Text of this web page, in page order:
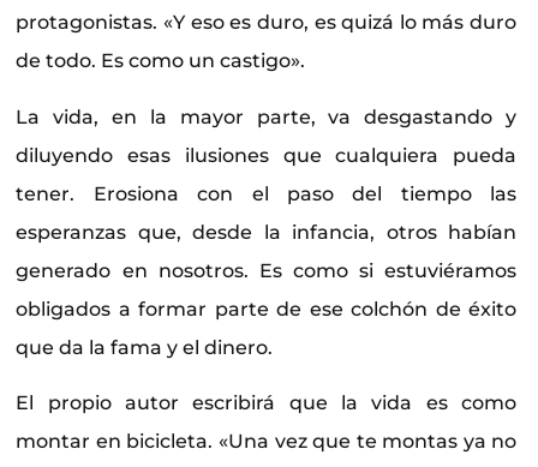
protagonistas. «Y eso es duro, es quizá lo más duro
de todo. Es como un castigo».
La vida, en la mayor parte, va desgastando y
diluyendo esas ilusiones que cualquiera pueda
tener. Erosiona con el paso del tiempo las
esperanzas que, desde la infancia, otros habían
generado en nosotros. Es como si estuviéramos
obligados a formar parte de ese colchón de éxito
que da la fama y el dinero.
El propio autor escribirá que la vida es como
montar en bicicleta. «Una vez que te montas ya no